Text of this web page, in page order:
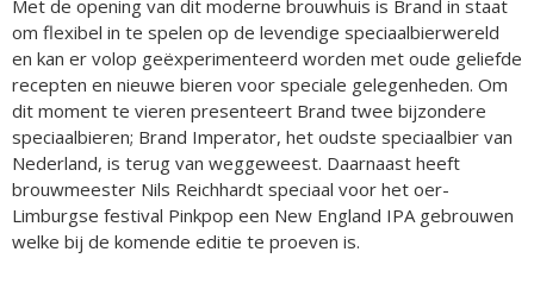
Met de opening van dit moderne brouwhuis is Brand in staat
om flexibel in te spelen op de levendige speciaalbierwereld
en kan er volop geëxperimenteerd worden met oude geliefde
recepten en nieuwe bieren voor speciale gelegenheden. Om
dit moment te vieren presenteert Brand twee bijzondere
speciaalbieren; Brand Imperator, het oudste speciaalbier van
Nederland, is terug van weggeweest. Daarnaast heeft
brouwmeester Nils Reichhardt speciaal voor het oer-
Limburgse festival Pinkpop een New England IPA gebrouwen
welke bij de komende editie te proeven is.